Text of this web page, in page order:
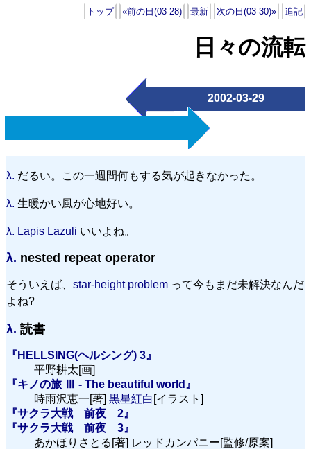
トップ «前の日(03-28) 最新 次の日(03-30)» 追記
日々の流転
2002-03-29
λ. だるい。この一週間何もする気が起きなかった。
λ. 生暖かい風が心地好い。
λ. Lapis Lazuli いいよね。
λ. nested repeat operator
そういえば、 star-height problem って今もまだ未解決なんだ
よね?
λ. 読書
『HELLSING(ヘルシング) 3』
平野耕太[画]
『キノの旅 Ⅲ - The beautiful world』
時雨沢恵一[著] 黒星紅白 [イラスト]
『サクラ大戦 前夜 2』
『サクラ大戦 前夜 3』
あかほりさとる[著] レッドカンパニー[監修/原案]